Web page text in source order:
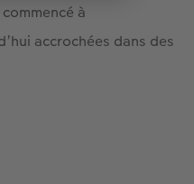
à
accrochées dans des